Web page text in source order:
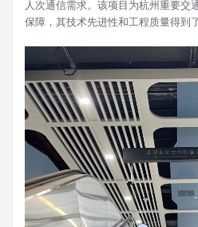
人次通信需求。该项目为杭州重要交
保障，其技术先进性和工程质量得到